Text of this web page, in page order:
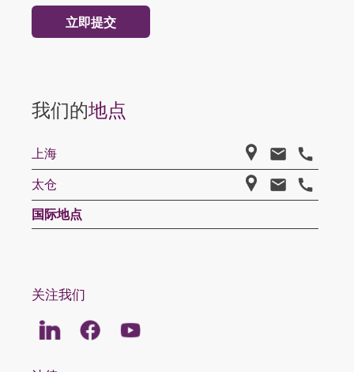
我们的地点
上海
太仓
国际地点
关注我们
LinkedinFacebookYoutube